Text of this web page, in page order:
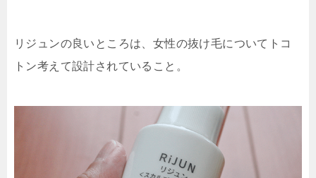
リジュンの良いところは、女性の抜け毛についてトコ
トン考えて設計されていること。